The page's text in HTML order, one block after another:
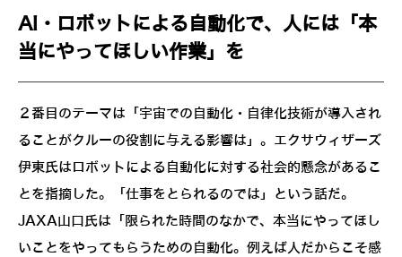
AI・ロボットによる自動化で、人には「本
当にやってほしい作業」を
２番目のテーマは「宇宙での自動化・自律化技術が導入され
ることがクルーの役割に与える影響は」。エクサウィザーズ
伊東氏はロボットによる自動化に対する社会的懸念があるこ
とを指摘した。「仕事をとられるのでは」という話だ。
JAXA山口氏は「限られた時間のなかで、本当にやってほし
いことをやってもらうための自動化。例えば人だからこそ感